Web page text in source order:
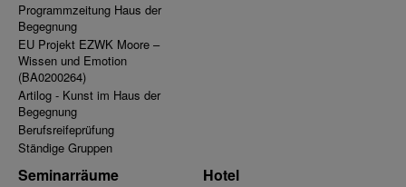
Programmzeitung Haus der
Begegnung
EU Projekt EZWK Moore –
Wissen und Emotion
(BA0200264)
Artilog - Kunst im Haus der
Begegnung
Berufsreifeprüfung
Ständige Gruppen
Seminarräume Hotel